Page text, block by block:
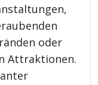
oder
Attraktionen.